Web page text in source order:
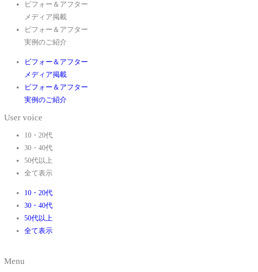
ビフォー＆アフター
メディア掲載
ビフォー＆アフター
実例のご紹介
ビフォー＆アフター
メディア掲載
ビフォー＆アフター
実例のご紹介
User voice
10・20代
30・40代
50代以上
全て表示
10・20代
30・40代
50代以上
全て表示
Menu